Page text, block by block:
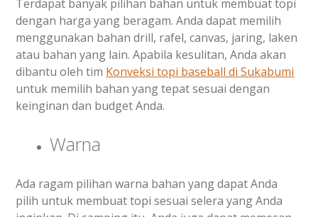
Terdapat banyak pilihan bahan untuk membuat topi
dengan harga yang beragam. Anda dapat memilih
menggunakan bahan drill, rafel, canvas, jaring, laken
atau bahan yang lain. Apabila kesulitan, Anda akan
dibantu oleh tim Konveksi topi baseball diSukabumi
untuk memilih bahan yang tepat sesuai dengan
keinginan dan budget Anda.
Warna
Ada ragam pilihan warna bahan yang dapat Anda
pilih untuk membuat topi sesuai selera yang Anda